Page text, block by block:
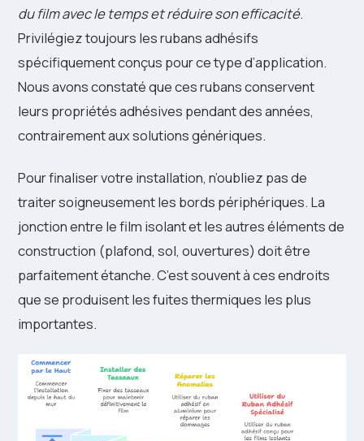
du film avec le temps et réduire son efficacité.
Privilégiez toujours les rubans adhésifs
spécifiquement conçus pour ce type d’application.
Nous avons constaté que ces rubans conservent
leurs propriétés adhésives pendant des années,
contrairement aux solutions génériques.
Pour finaliser votre installation, n’oubliez pas de
traiter soigneusement les bords périphériques. La
jonction entre le film isolant et les autres éléments de
construction (plafond, sol, ouvertures) doit être
parfaitement étanche. C’est souvent à ces endroits
que se produisent les fuites thermiques les plus
importantes.